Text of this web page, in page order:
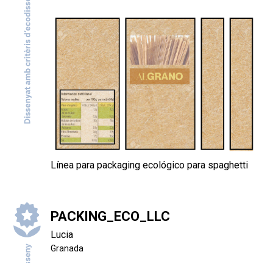
Línea para packaging ecológico para spaghetti
PACKING_ECO_LLC
Lucia
Granada